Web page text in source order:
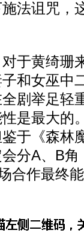
法诅咒，
黄绮珊
和女巫中
剧举足轻
是最大的
于《森林
分A、B
合作最终